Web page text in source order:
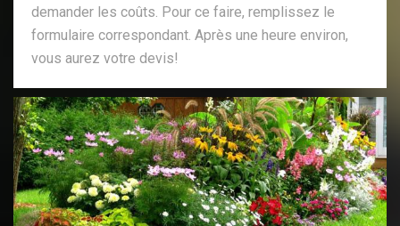
demander les coûts. Pour ce faire, remplissez le
formulaire correspondant. Après une heure environ,
vous aurez votre devis!